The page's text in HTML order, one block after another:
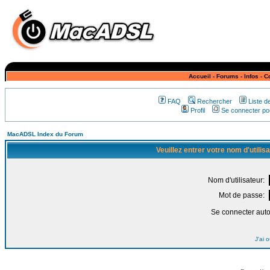
Accueil - Forums - Infos -
FAQ Rechercher
Liste
Profil
Se connecter
MacADSL Index du Forum
Veuillez entrer votre nom
Nom d'utilisateur:
Mot de passe:
Se connecter
J'ai